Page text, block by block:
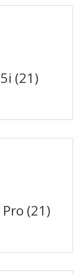
(21)
(21)